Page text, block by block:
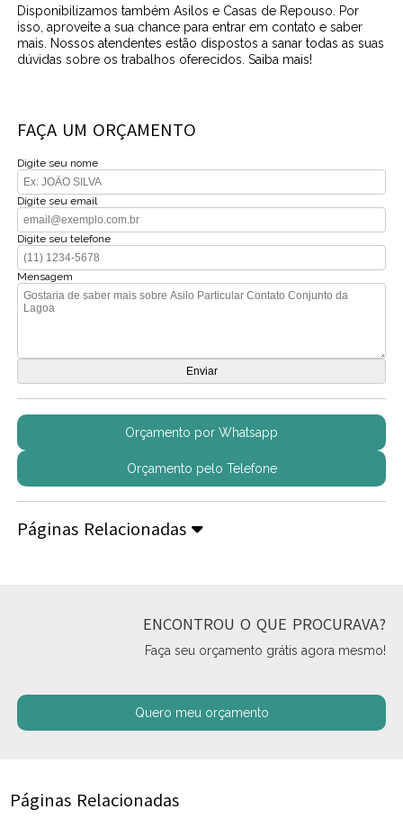
Disponibilizamos também Asilos e Casas de Repouso. Por
isso, aproveite a sua chance para entrar em contato e saber
mais. Nossos atendentes estão dispostos a sanar todas as suas
dúvidas sobre os trabalhos oferecidos. Saiba mais!
FAÇA UM ORÇAMENTO
Digite seu nome
Digite seu email
Digite seu telefone
Mensagem
Orçamento por Whatsapp
Orçamento pelo Telefone
Páginas Relacionadas
ENCONTROU O QUE PROCURAVA?
Faça seu orçamento grátis agora mesmo!
Quero meu orçamento
Páginas Relacionadas